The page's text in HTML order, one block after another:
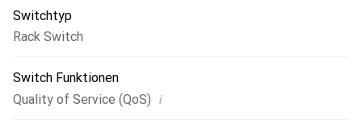
Switchtyp
Rack Switch
Switch Funktionen
Quality of Service (QoS) i